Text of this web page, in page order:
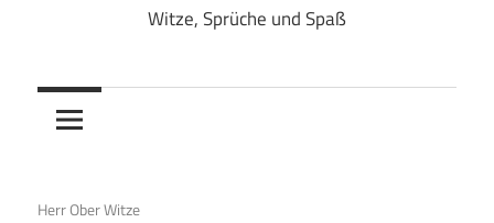
Witze, Sprüche und Spaß
12. August 2017
Herr Ober Witze